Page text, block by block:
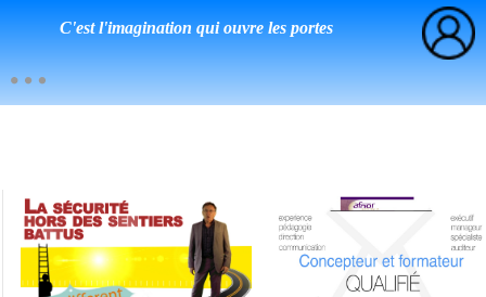
C'est l'imagination qui ouvre les portes